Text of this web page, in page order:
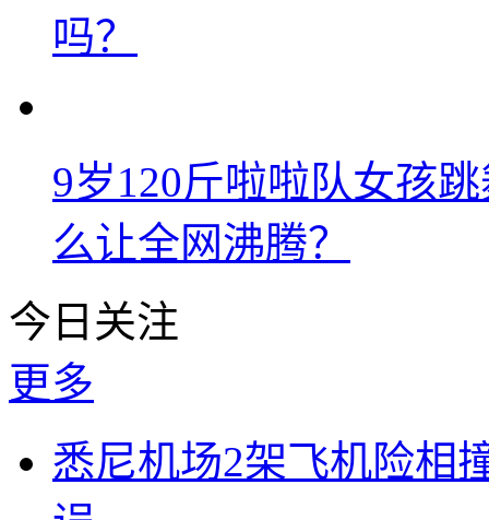
吗？
9岁120斤啦啦队女孩
么让全网沸腾？
今日关注
更多
悉尼机场2架飞机险相